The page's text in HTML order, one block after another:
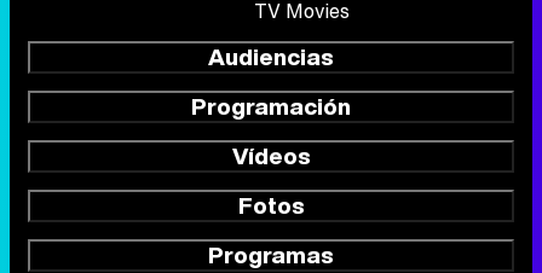
TV Movies
Audiencias
Programación
Vídeos
Fotos
Programas